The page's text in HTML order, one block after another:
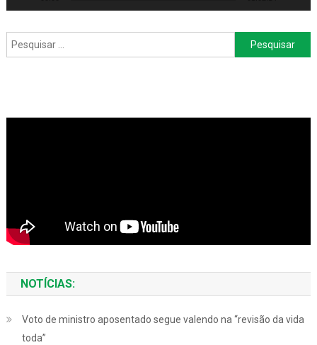
Pesquisar
por:
NOTÍCIAS:
Voto de ministro aposentado segue valendo na “revisão da vida
toda”